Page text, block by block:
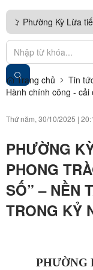
Kỳ Lừa tiếp nhận
CHO ĐẢNG
Trang chủ
Tin
Hành chính công - cải
Thứ năm, 30/10/2025 |
PHƯỜNG
PHONG
SỐ” – NỀN
TRONG KỶ
PHƯỜNG